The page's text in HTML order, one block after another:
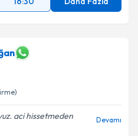
aci hissetmeden
Devamı